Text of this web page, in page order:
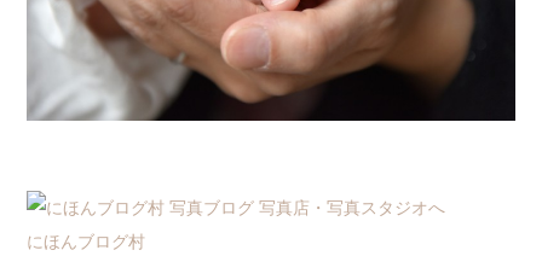
にほんブログ村